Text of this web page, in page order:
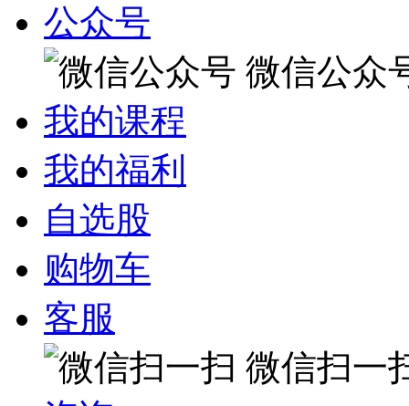
公众号
微信公众
我的课程
我的福利
自选股
购物车
客服
微信扫一